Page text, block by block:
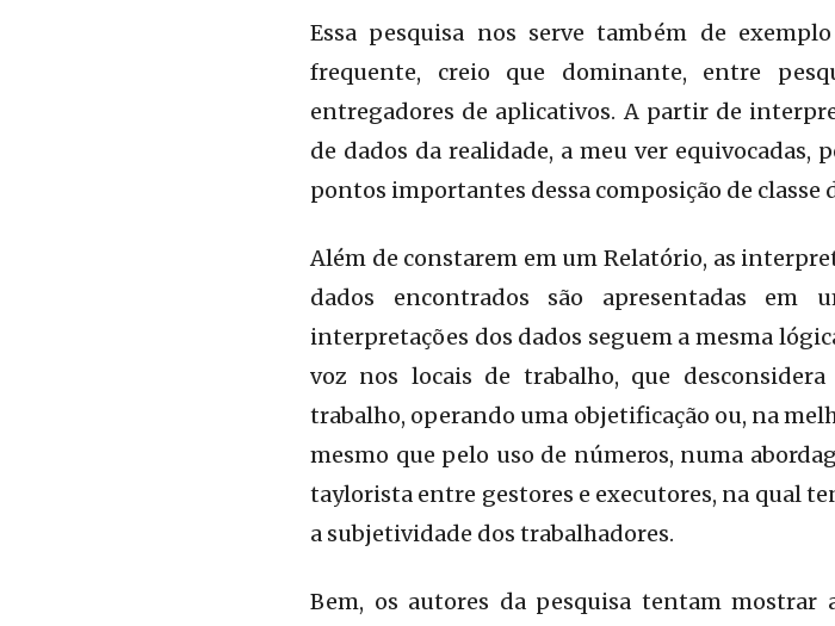
Essa pesquisa nos serve também de
frequente, creio que dominante, entre
entregadores de aplicativos. A partir de
de dados da realidade, a meu ver equivocadas,
pontos importantes dessa composição de classe
Além de constarem em um Relatório, as
dados encontrados são apresentadas
interpretações dos dados seguem a mesma
voz nos locais de trabalho, que
trabalho, operando uma objetificação ou, na
mesmo que pelo uso de números, numa
taylorista entre gestores e executores, na qual
a subjetividade dos trabalhadores.
Bem, os autores da pesquisa tentam mostrar